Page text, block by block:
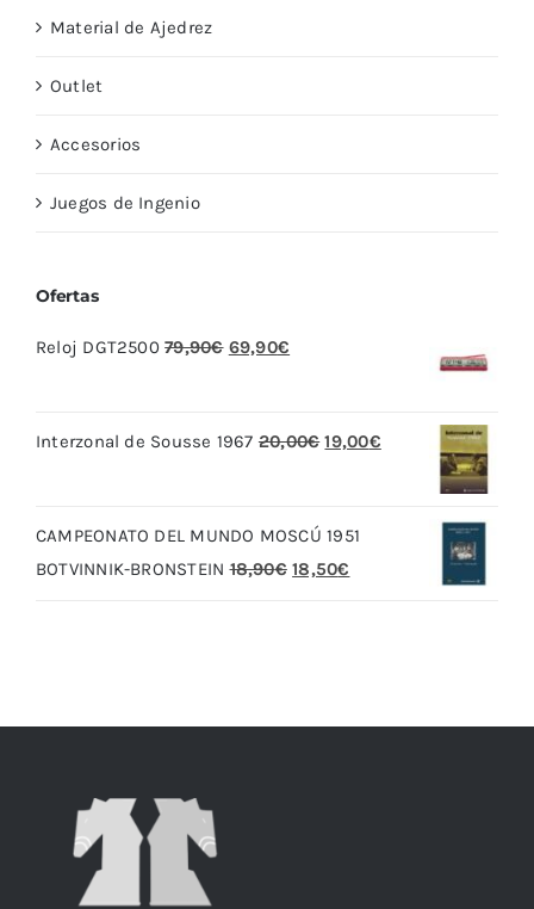
Material de Ajedrez
Outlet
Accesorios
Juegos de Ingenio
Ofertas
Reloj DGT2500 79,90€ El
era:
69,90€
es:
Interzonal de Sousse 1967 20,00€ El
era:
20,00€.
19,00€El
CAMPEONATO DEL MUNDO MOSCÚ 1951
BOTVINNIK-BRONSTEIN 18,90€ El
18,50€